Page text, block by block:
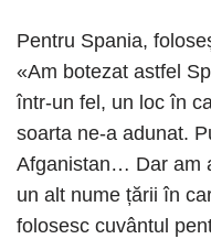
Pentru Spania,
«Am botezat astfel
într-un fel, un loc în
soarta ne-a adunat.
Afganistan… Dar am
un alt nume țării în
folosesc cuvântul